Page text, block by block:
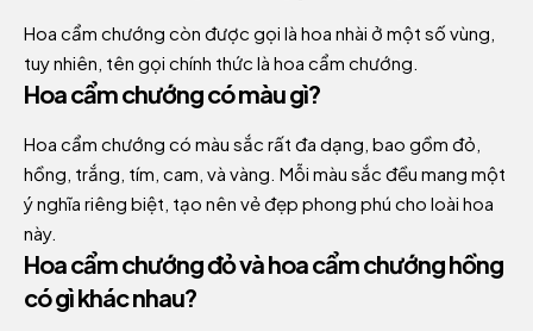
Hoa cẩm chướng còn được gọi là hoa nhài ở một số vùng,
tuy nhiên, tên gọi chính thức là hoa cẩm chướng.
Hoa cẩm chướng có màu gì?
Hoa cẩm chướng có màu sắc rất đa dạng, bao gồm đỏ,
hồng, trắng, tím, cam, và vàng. Mỗi màu sắc đều mang một
ý nghĩa riêng biệt, tạo nên vẻ đẹp phong phú cho loài hoa
này.
Hoa cẩm chướng đỏ và hoa cẩm chướng hồng
có gì khác nhau?